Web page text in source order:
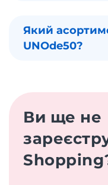
Який
UNOde50?
Ви ще не